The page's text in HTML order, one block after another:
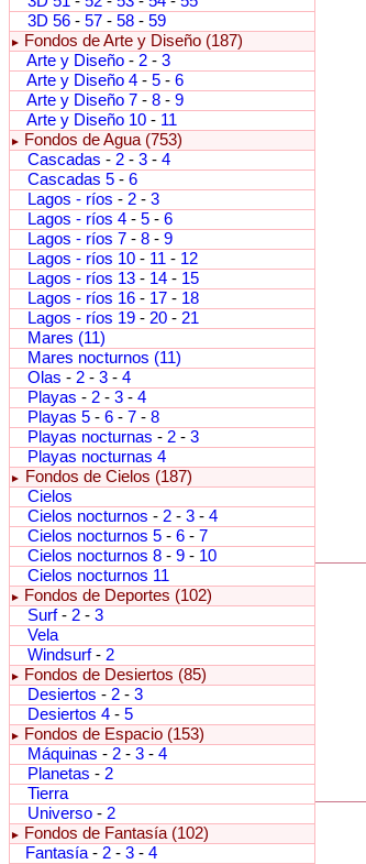
3D 56 - 57 - 58 - 59
►
Fondos de Arte y Diseño (187)
Arte y Diseño - 2 - 3
Arte y Diseño 4 - 5 - 6
Arte y Diseño 7 - 8 - 9
Arte y Diseño 10 - 11
►
Fondos de Agua (753)
Cascadas - 2 - 3 - 4
Cascadas 5 - 6
Lagos - ríos - 2 - 3
Lagos - ríos 4 - 5 - 6
Lagos - ríos 7 - 8 - 9
Lagos - ríos 10 - 11 - 12
Lagos - ríos 13 - 14 - 15
Lagos - ríos 16 - 17 - 18
Lagos - ríos 19 - 20 - 21
Mares (11)
Mares nocturnos (11)
Olas - 2 - 3 - 4
Playas - 2 - 3 - 4
Playas 5 - 6 - 7 - 8
Playas nocturnas - 2 - 3
Playas nocturnas 4
►
Fondos de Cielos (187)
Cielos
Cielos nocturnos - 2 - 3 - 4
Cielos nocturnos 5 - 6 - 7
Cielos nocturnos 8 - 9 - 10
Cielos nocturnos 11
►
Fondos de Deportes (102)
Surf- 2 - 3
Vela
Windsurf- 2
►
Fondos de Desiertos (85)
Desiertos - 2 - 3
Desiertos 4 - 5
►
Fondos de Espacio (153)
Máquinas - 2 - 3 - 4
Planetas - 2
Tierra
Universo - 2
►
Fondos de Fantasía (102)
Fantasía - 2 - 3 - 4